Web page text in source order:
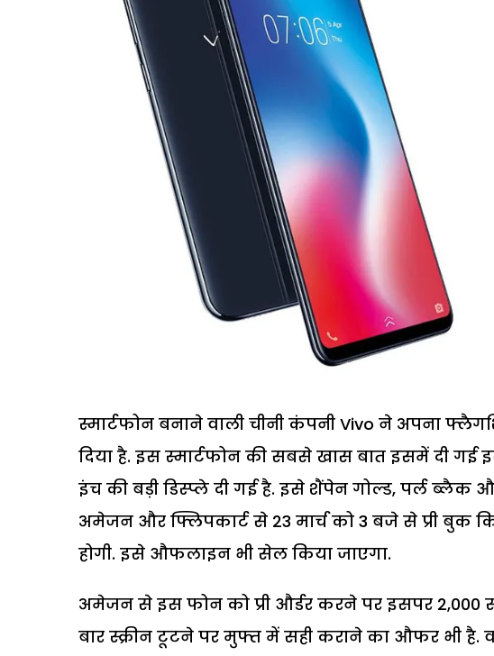
स्मार्टफोन बनाने वाली चीनी कंपनी Vivo ने अपना
दिया है. इस स्मार्टफोन की सबसे खास बात इसमें दी गई
इंच की बड़ी डिस्प्ले दी गई है. इसे शैंपेन गोल्ड, पर्ल
अमेजन और फ्लिपकार्ट से 23 मार्च को 3 बजे से प्री बुक
होगी. इसे औफलाइन भी सेल किया जाएगा.
अमेजन से इस फोन को प्री और्डर करने पर इसपर
बार स्क्रीन टूटने पर मुफ्त में सही कराने का औफर भी है.